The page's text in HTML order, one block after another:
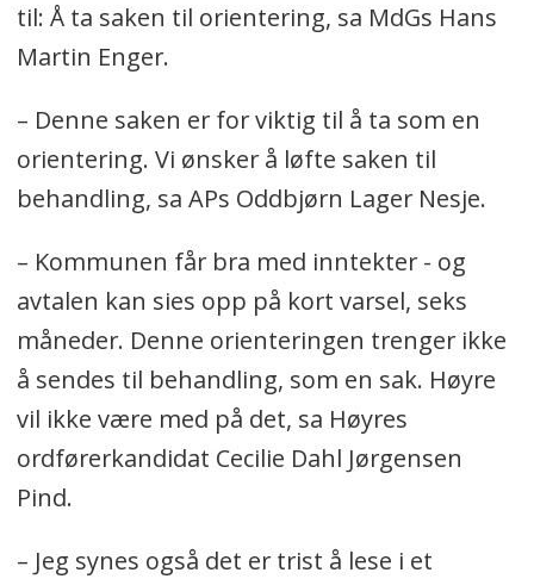
til: Å ta saken til orientering, sa MdGs Hans
Martin Enger.
– Denne saken er for viktig til å ta som en
orientering. Vi ønsker å løfte saken til
behandling, sa APs Oddbjørn Lager Nesje.
– Kommunen får bra med inntekter - og
avtalen kan sies opp på kort varsel, seks
måneder. Denne orienteringen trenger ikke
å sendes til behandling, som en sak. Høyre
vil ikke være med på det, sa Høyres
ordførerkandidat Cecilie Dahl Jørgensen
Pind.
– Jeg synes også det er trist å lese i et